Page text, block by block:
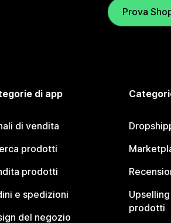
Prova
di app
di vendita
prodotti
prodotti
e spedizioni
del negozio
prodotti